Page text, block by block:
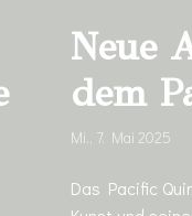
Neue
dem
Mi., 7. Mai 2025
Das Pacific